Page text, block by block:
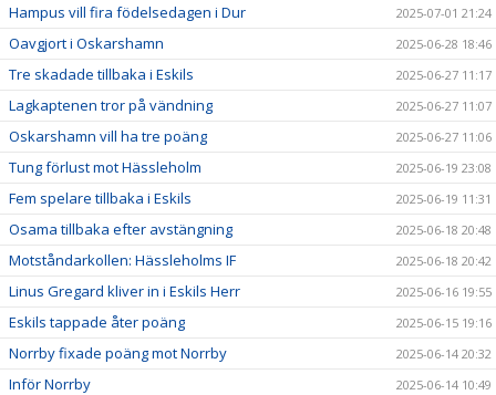
Hampus vill fira födelsedagen i Dur 2025-07-01 21:24
Oavgjort i Oskarshamn 2025-06-28 18:46
Tre skadade tillbaka i Eskils 2025-06-27 11:17
Lagkaptenen tror på vändning 2025-06-27 11:07
Oskarshamn vill ha tre poäng 2025-06-27 11:06
Tung förlust mot Hässleholm 2025-06-19 23:08
Fem spelare tillbaka i Eskils 2025-06-19 11:31
Osama tillbaka efter avstängning 2025-06-18 20:48
Motståndarkollen: Hässleholms IF 2025-06-18 20:42
Linus Gregard kliver in i Eskils Herr 2025-06-16 19:55
Eskils tappade åter poäng 2025-06-15 19:16
Norrby fixade poäng mot Norrby 2025-06-14 20:32
Inför Norrby 2025-06-14 10:49